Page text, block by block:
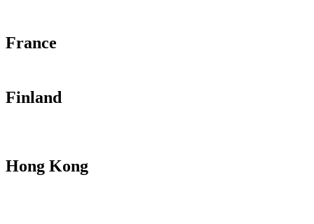
France
Finland
Hong Kong